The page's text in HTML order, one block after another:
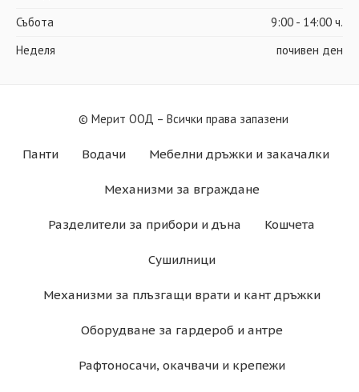
Събота
9:00 - 14:00 ч.
Неделя
почивен ден
© Мерит ООД – Всички права запазени
Панти Водачи Мебелни дръжки и закачалки
Механизми за вграждане
Разделители за прибори и дъна Кошчета
Сушилници
Механизми за плъзгащи врати и кант дръжки
Оборудване за гардероб и антре
Рафтоносачи, окачвачи и крепежи